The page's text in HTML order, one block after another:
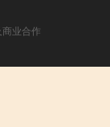
业合作